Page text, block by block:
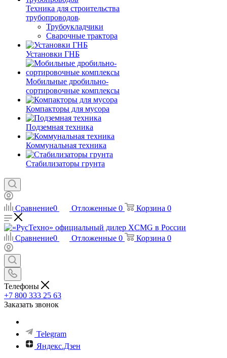
Техника для строительства
трубопроводов
Трубоукладчики
Сварочные трактора
Установки ГНБ
Мобильные дробильно-
сортировочные комплексы
Компакторы для мусора
Подземная техника
Коммунальная техника
Стабилизаторы грунта
Сравнение0 Отложенные 0 Корзина 0
Сравнение0 Отложенные 0 Корзина 0
Телефоны
+7 800 333 25 63
Заказать звонок
Telegram
Яндекс.Дзен